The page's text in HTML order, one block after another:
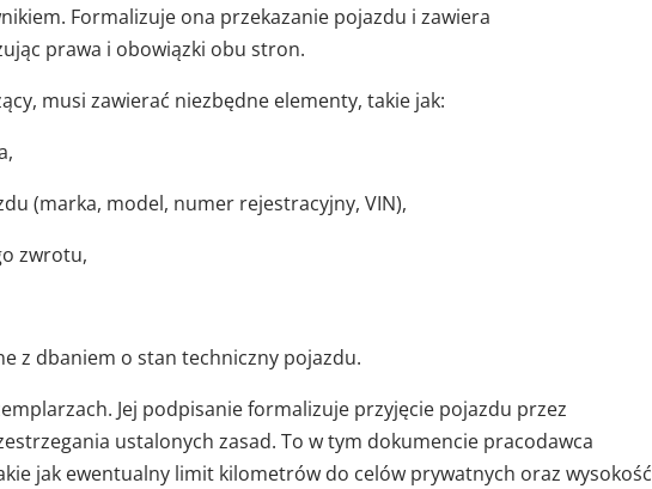
Formalizuje ona przekazanie pojazdu i zawiera
prawa i obowiązki obu stron.
musi zawierać niezbędne elementy, takie jak:
(marka, model, numer rejestracyjny, VIN),
zwrotu,
z dbaniem o stan techniczny pojazdu.
Jej podpisanie formalizuje przyjęcie pojazdu przez
ustalonych zasad. To w tym dokumencie pracodawca
jak ewentualny limit kilometrów do celów prywatnych oraz wysokość